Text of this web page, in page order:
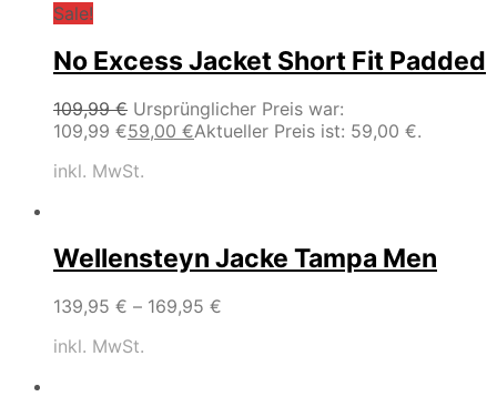
Sale!
No Excess Jacket Short Fit Padded
109,99€ Ursprünglicher Preis war:
109,99 €59,00 €Aktueller Preis ist: 59,00 €.
inkl. MwSt.
Wellensteyn Jacke Tampa Men
139,95 € – 169,95 €
inkl. MwSt.